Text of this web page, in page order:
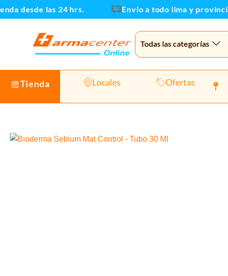
al
desde las 24 hrs. Envio a todo lima y provincias
Todas las categorías
Tienda Locales Ofertas